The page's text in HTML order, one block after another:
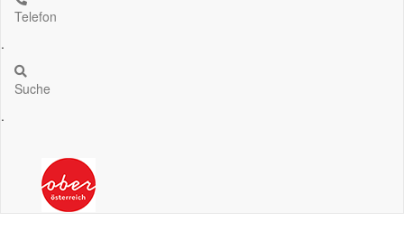
Telefon
.
Suche
.